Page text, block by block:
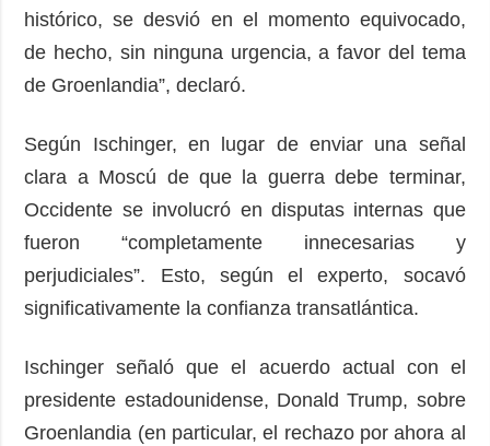
histórico, se desvió en el momento equivocado,
de hecho, sin ninguna urgencia, a favor del tema
de Groenlandia”, declaró.
Según Ischinger, en lugar de enviar una señal
clara a Moscú de que la guerra debe terminar,
Occidente se involucró en disputas internas que
fueron “completamente innecesarias y
perjudiciales”. Esto, según el experto, socavó
significativamente la confianza transatlántica.
Ischinger señaló que el acuerdo actual con el
presidente estadounidense, Donald Trump, sobre
Groenlandia (en particular, el rechazo por ahora al